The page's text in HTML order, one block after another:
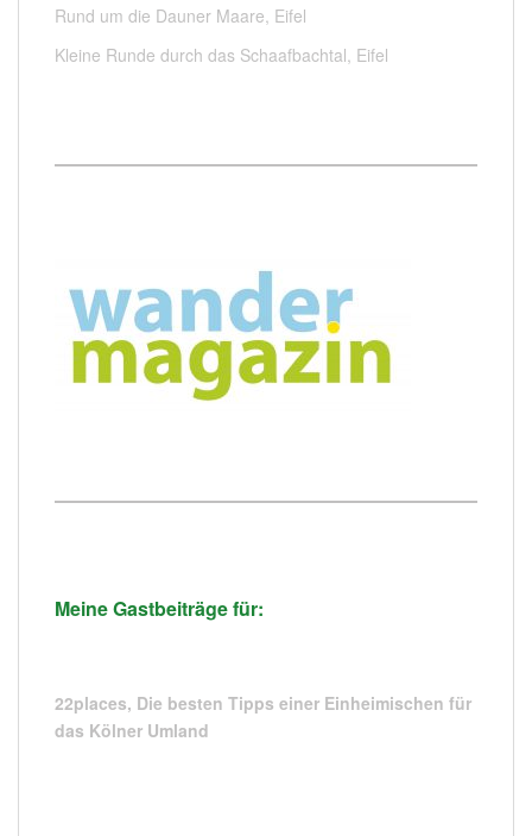
Rund um die Dauner Maare, Eifel
Kleine Runde durch das Schaafbachtal, Eifel
Meine Gastbeiträge für:
22places, Die besten Tipps einer Einheimischen für
das Kölner Umland